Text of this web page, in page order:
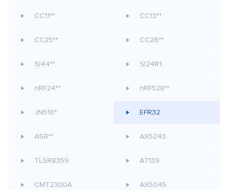
CC11** CC13**
CC25** CC26**
SI44** SI24R1
nRF24** nRF528**
JN516* EFR32
ASR** AX5243
TLSR8359 A7139
CMT2300A AX5045